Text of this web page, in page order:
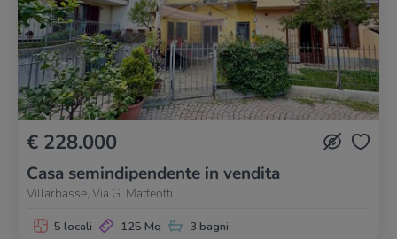
€ 228.000
Casa semindipendente in vendita
Villarbasse, Via G. Matteotti
5 locali 125 Mq 3 bagni